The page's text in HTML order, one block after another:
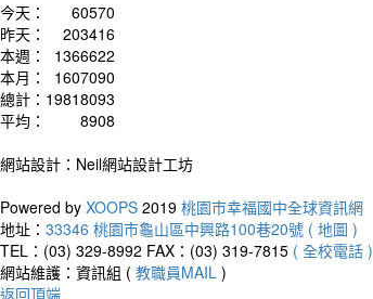
今天：
60570
昨天：
203416
本週：
1366622
本月：
1607090
總計： 19818093
平均：
8908
網站設計：Neil網站設計工坊
Powered by XOOPS 2019 桃園市幸福國中全球資訊網
地址： 33346 桃園市龜山區中興路100巷20號 ( 地圖 )
TEL：(03) 329-8992 FAX：(03) 319-7815 ( 全校電話 )
網站維護：資訊組 ( 教職員MAIL )
返回頂端